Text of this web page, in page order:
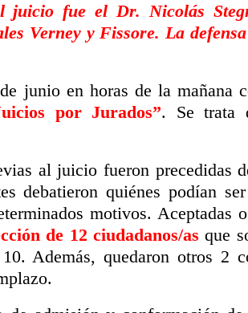
juicio fue el Dr. Nicolás
Verney y Fissore. La
junio en horas de la
por Jurados”. Se trata
al juicio fueron precedidas
debatieron quiénes podían
motivos. Aceptadas
de 12 ciudadanos/as que
Además, quedaron otros 2